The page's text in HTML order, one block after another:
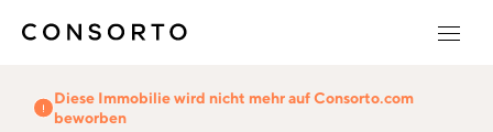
Diese Immobilie wird nicht mehr auf Consorto.com
beworben